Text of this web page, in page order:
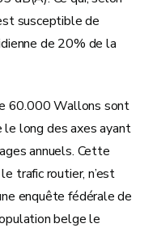
susceptible de
de 20% de la
60.000 Wallons sont
le long des axes ayant
annuels. Cette
trafic routier, n’est
enquête fédérale de
belge le